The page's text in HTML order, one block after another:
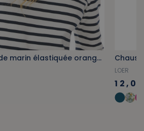
Casquette de marin élastiquée orange tuile
LOER